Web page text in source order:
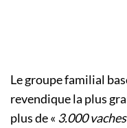
Le groupe familial
revendique la plus
plus de « 3.000